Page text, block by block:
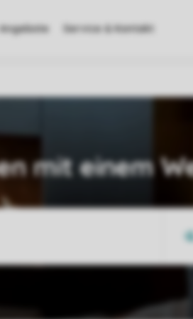
Angebote Service & Kontakt